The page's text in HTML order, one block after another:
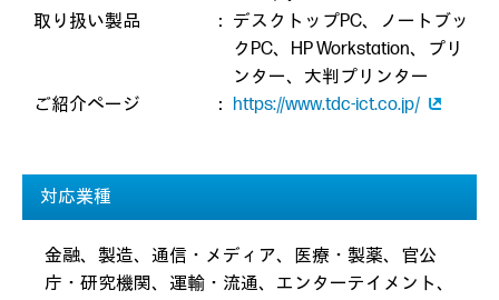
取り扱い製品
： デスクトップPC、ノートブッ
クPC、HP Workstation、プリ
ンター、大判プリンター
ご紹介ページ
： https://www.tdc-ict.co.jp/
対応業種
金融、製造、通信・メディア、医療・製薬、官公
庁・研究機関、運輸・流通、エンターテイメント、